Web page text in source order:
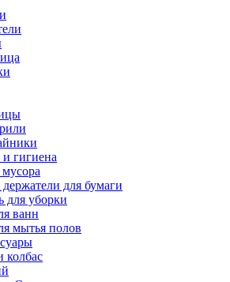
гигиена
для бумаги
для уборки
ванн
мытья полов
колбас